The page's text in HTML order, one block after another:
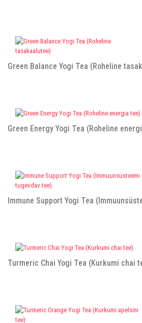
Green Balance Yogi Tea (Roheline
Green Energy Yogi Tea (Roheline
Immune Support Yogi Tea
Turmeric Chai Yogi Tea (Kurkumi chai